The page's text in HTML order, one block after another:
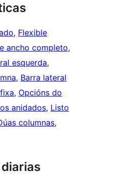
, Flexible
ancho completo
esquerda
, Barra lateral
, Opcións do
anidados, Listo
columnas